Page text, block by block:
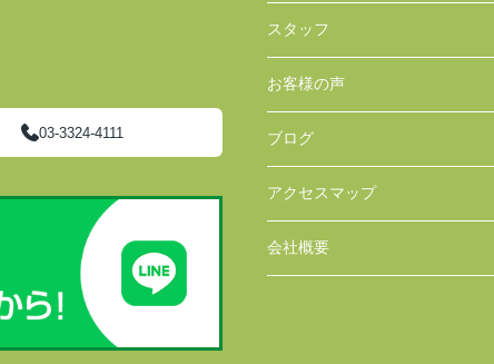
03-3324-4111
スタッフ
お客様の声
ブログ
アクセスマップ
会社概要